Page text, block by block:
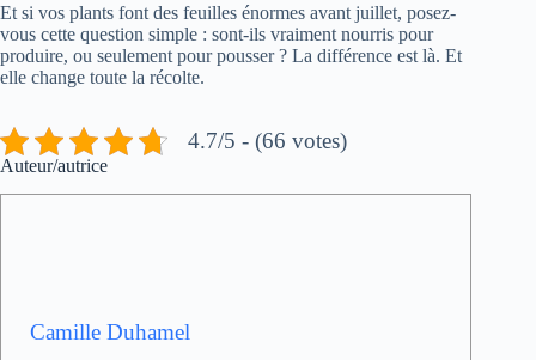
Et si vos plants font des feuilles énormes avant juillet, posez-
vous cette question simple : sont-ils vraiment nourris pour
produire, ou seulement pour pousser ? La différence est là. Et
elle change toute la récolte.
4.7/5 - (66 votes)
Auteur/autrice
Camille Duhamel